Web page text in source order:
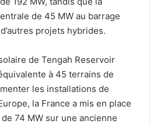
de 45 MW au barrage
projets hybrides.
de Tengah Reservoir
à 45 terrains de
les installations de
la France a mis en place
74 MW sur une ancienne